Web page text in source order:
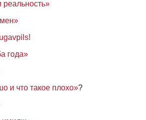
года»
и что такое плохо»?